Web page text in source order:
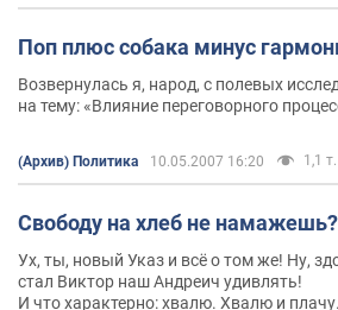
Поп плюс собака минус
Возвернулась я, народ, с полевых
на тему: «Влияние переговорного
(Архив) Политика 10.05.2007 16:20 1,1 т.
Свободу на хлеб не
Ух, ты, новый Указ и всё о том же! Ну,
стал Виктор наш Андреич удивлять!
И что характерно: хвалю. Хвалю и плачу.